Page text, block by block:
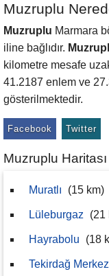
Muzruplu
Muzruplu Marmara
iline bağlıdır.
kilometre mesafe
41.2187 enlem ve
gösterilmektedir.
Facebook Twitter
Muzruplu
Muratlı (15 km)
Lüleburgaz (21
Hayrabolu (18
Tekirdağ Merkez